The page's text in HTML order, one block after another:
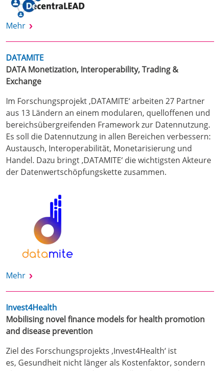
Mehr
DATAMITE
DATA Monetization, Interoperability, Trading &
Exchange
Im Forschungsprojekt ‚DATAMITE‘ arbeiten 27 Partner
aus 13 Ländern an einem modularen, quelloffenen und
bereichsübergreifenden Framework zur Datennutzung.
Es soll die Datennutzung in allen Bereichen verbessern:
Austausch, Interoperabilität, Monetarisierung und
Handel. Dazu bringt ‚DATAMITE‘ die wichtigsten Akteure
der Datenwertschöpfungskette zusammen.
Mehr
Invest4Health
Mobilising novel finance models for health promotion
and disease prevention
Ziel des Forschungsprojekts ‚Invest4Health‘ ist
es, Gesundheit nicht länger als Kostenfaktor, sondern